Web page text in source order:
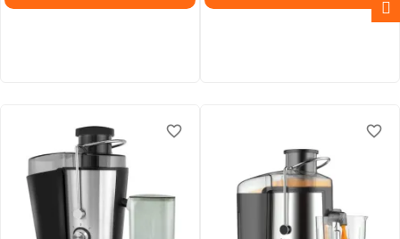
favorite_border
favorite_border favorite_border
favorite_border